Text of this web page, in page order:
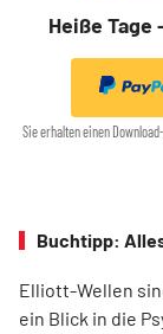
Heiße
Sie erhalten einen
Buchtipp:
Elliott-Wellen
ein Blick in die